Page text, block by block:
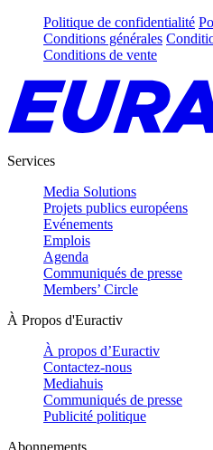
Politique de confidentialité
Conditions générales
Conditions de vente
Services
Media Solutions
Projets publics européens
Evénements
Emplois
Agenda
Communiqués de presse
Members’ Circle
À Propos d'Euractiv
À propos d’Euractiv
Contactez-nous
Mediahuis
Communiqués de presse
Publicité politique
Abonnements